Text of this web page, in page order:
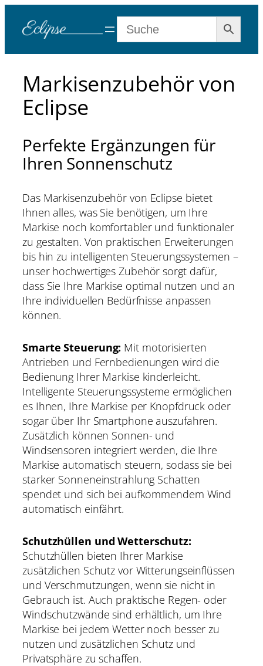
Inhalt
springen
Markisenzubehör von
Eclipse
Perfekte Ergänzungen für
Ihren Sonnenschutz
Das Markisenzubehör von Eclipse bietet
Ihnen alles, was Sie benötigen, um Ihre
Markise noch komfortabler und funktionaler
zu gestalten. Von praktischen Erweiterungen
bis hin zu intelligenten Steuerungssystemen –
unser hochwertiges Zubehör sorgt dafür,
dass Sie Ihre Markise optimal nutzen und an
Ihre individuellen Bedürfnisse anpassen
können.
Smarte Steuerung: Mit motorisierten
Antrieben und Fernbedienungen wird die
Bedienung Ihrer Markise kinderleicht.
Intelligente Steuerungssysteme ermöglichen
es Ihnen, Ihre Markise per Knopfdruck oder
sogar über Ihr Smartphone auszufahren.
Zusätzlich können Sonnen- und
Windsensoren integriert werden, die Ihre
Markise automatisch steuern, sodass sie bei
starker Sonneneinstrahlung Schatten
spendet und sich bei aufkommendem Wind
automatisch einfährt.
Schutzhüllen und Wetterschutz:
Schutzhüllen bieten Ihrer Markise
zusätzlichen Schutz vor Witterungseinflüssen
und Verschmutzungen, wenn sie nicht in
Gebrauch ist. Auch praktische Regen- oder
Windschutzwände sind erhältlich, um Ihre
Markise bei jedem Wetter noch besser zu
nutzen und zusätzlichen Schutz und
Privatsphäre zu schaffen.